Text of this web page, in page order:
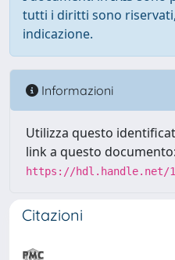
tutti i diritti sono
indicazione.
Informazioni
Utilizza questo
link a questo documento:
https://hdl.handle.net/
Citazioni